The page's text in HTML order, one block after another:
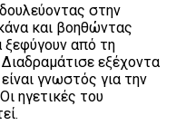
στην
και βοηθώντας
από τη
εξέχοντα
γνωστός για την
ηγετικές του